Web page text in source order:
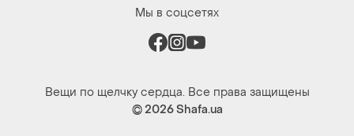
Мы в соцсетях
Вещи по щелчку сердца. Все права защищены
© 2026Shafa.ua